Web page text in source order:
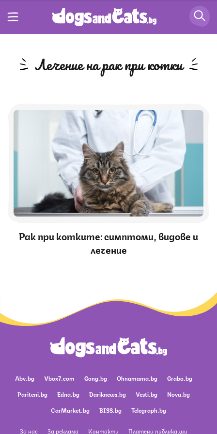
лечение на рак при котки
Рак при котките: симптоми, видове и
лечение
Abv.bg Vbox7.com Gong.bg Ohnamama.bg
Grabo.bg
Pariteni.bg
Edna.bg Dariknews.bg Vesti.bg
Nova.bg
CarMarket.bg
BISS.bg Telegraph.bg
За нас За реклама Контакти Платени публикации